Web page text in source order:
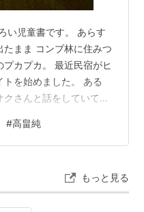
い児童書です。 あらす
たまま コンブ林に住みつ
カプカ。 最近民宿がヒ
を始めました。 ある
さんと話をしていて、
した。 この本のいいと
しんでいるところです。
ふざけにはキューピー
した。 でも、決して悪ふ
#高畠純
もっと見る